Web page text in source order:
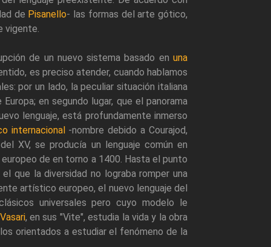
de Pisanello- las formas del arte gótico,
vigente.
de un nuevo sistema basado en una
es preciso atender, cuando hablamos
por un lado, la peculiar situación italiana
en segundo lugar, que el panorama
lenguaje, está profundamente inmerso
internacional-nombre debido a Courajod,
XV, se producía un lenguaje común en
de en torno a 1400. Hasta el punto
que la diversidad no lograba romper una
artístico europeo, el nuevo lenguaje del
universales pero cuyo modelo le
Vasari, en sus "Vite", estudia la vida y la obra
orientados a estudiar el fenómeno de la